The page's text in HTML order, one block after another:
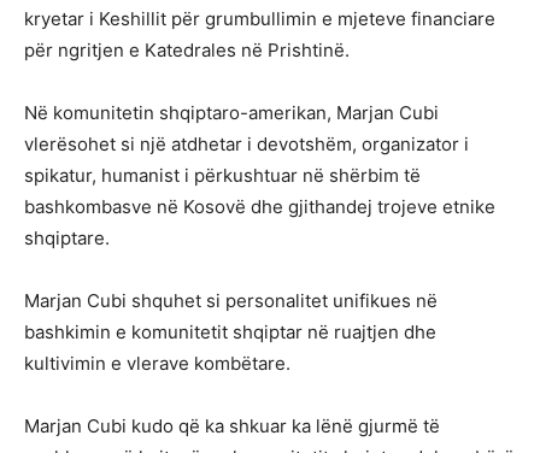
kryetar i Keshillit për grumbullimin e mjeteve financiare
për ngritjen e Katedrales në Prishtinë.
Në komunitetin shqiptaro-amerikan, Marjan Cubi
vlerësohet si një atdhetar i devotshëm, organizator i
spikatur, humanist i përkushtuar në shërbim të
bashkombasve në Kosovë dhe gjithandej trojeve etnike
shqiptare.
Marjan Cubi shquhet si personalitet unifikues në
bashkimin e komunitetit shqiptar në ruajtjen dhe
kultivimin e vlerave kombëtare.
Marjan Cubi kudo që ka shkuar ka lënë gjurmë të